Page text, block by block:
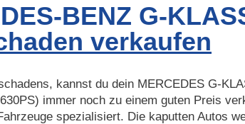
BENZ G-
verkaufen
kannst du dein MERCEDES G-
immer noch zu einem guten Preis
spezialisiert. Die kaputten Autos